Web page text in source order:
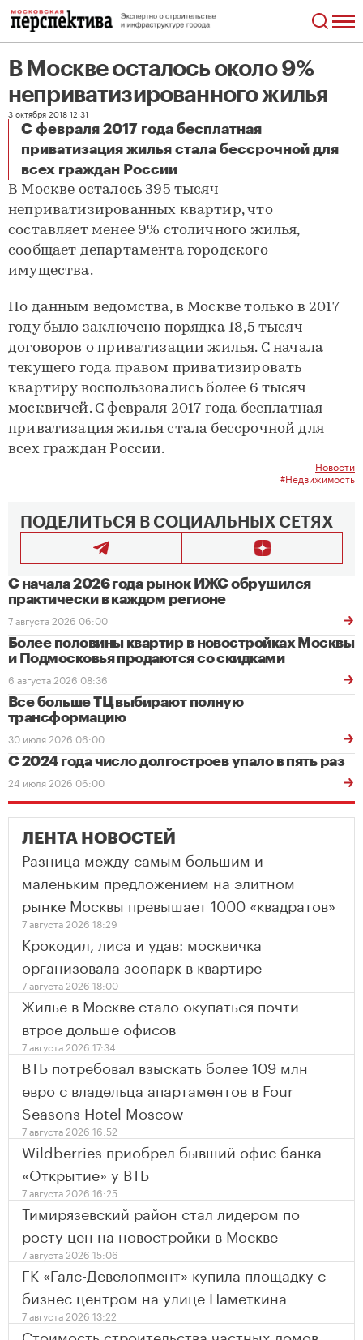
В Москве осталось около 9%
неприватизированного жилья
3 октября 2018 12:31
С февраля 2017 года бесплатная
приватизация жилья стала бессрочной для
всех граждан России
В Москве осталось 395 тысяч
неприватизированных квартир, что
составляет менее 9% столичного жилья,
сообщает департамента городского
имущества.
По данным ведомства, в Москве только в 2017
году было заключено порядка 18,5 тысяч
договоров о приватизации жилья. С начала
текущего года правом приватизировать
квартиру воспользовались более 6 тысяч
москвичей. С февраля 2017 года бесплатная
приватизация жилья стала бессрочной для
всех граждан России.
Новости
#Недвижимость
ПОДЕЛИТЬСЯ В СОЦИАЛЬНЫХ СЕТЯХ
С начала 2026 года рынок ИЖС обрушился
практически в каждом регионе
7 августа 2026 06:00
Более половины квартир в новостройках Москвы
и Подмосковья продаются со скидками
6 августа 2026 08:36
Все больше ТЦ выбирают полную
трансформацию
30 июля 2026 06:00
С 2024 года число долгостроев упало в пять раз
24 июля 2026 06:00
ЛЕНТА НОВОСТЕЙ
Разница между самым большим и
маленьким предложением на элитном
рынке Москвы превышает 1000 «квадратов»
7 августа 2026 18:29
Крокодил, лиса и удав: москвичка
организовала зоопарк в квартире
7 августа 2026 18:00
Жилье в Москве стало окупаться почти
втрое дольше офисов
7 августа 2026 17:34
ВТБ потребовал взыскать более 109 млн
евро с владельца апартаментов в Four
Seasons Hotel Moscow
7 августа 2026 16:52
Wildberries приобрел бывший офис банка
«Открытие» у ВТБ
7 августа 2026 16:25
Тимирязевский район стал лидером по
росту цен на новостройки в Москве
7 августа 2026 15:06
ГК «Галс-Девелопмент» купила площадку с
бизнес центром на улице Наметкина
7 августа 2026 13:22
Стоимость строительства частных домов